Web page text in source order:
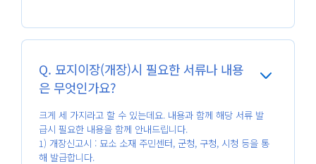
Q. 묘지이장(개장)시 필요한 서류나 내용
은 무엇인가요?
크게 세 가지라고 할 수 있는데요. 내용과 함께 해당 서류 발
급시 필요한 내용을 함께 안내드립니다.
1) 개장신고시 : 묘소 소재 주민센터, 군청, 구청, 시청 등을 통
해 발급합니다.